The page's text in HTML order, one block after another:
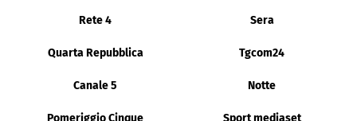
Rete 4 Sera
Quarta Repubblica Tgcom24
Canale 5 Notte
Pomeriggio Cinque Sport mediaset